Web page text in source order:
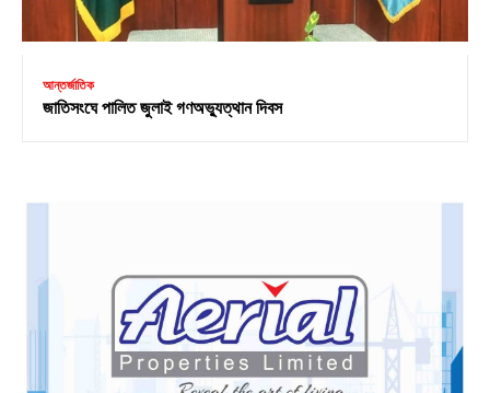
আন্তর্জাতিক
জাতিসংঘে পালিত জুলাই গণঅভ্যুত্থান দিবস